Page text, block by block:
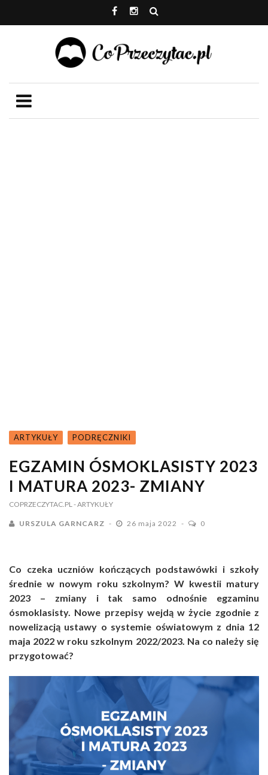
ARTYKUŁY PODRĘCZNIKI
EGZAMIN ÓSMOKLASISTY 2023
I MATURA 2023- ZMIANY
COPRZECZYTAC.PL - ARTYKUŁY
URSZULA GARNCARZ 26 maja 2022 0
Co czeka uczniów kończących podstawówki i szkoły
średnie w nowym roku szkolnym? W kwestii matury
2023 – zmiany i tak samo odnośnie egzaminu
ósmoklasisty. Nowe przepisy wejdą w życie zgodnie z
nowelizacją ustawy o systemie oświatowym z dnia 12
maja 2022 w roku szkolnym 2022/2023. Na co należy się
przygotować?